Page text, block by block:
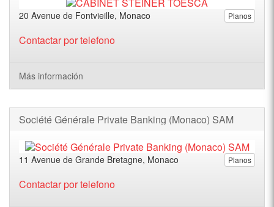
Planos
20 Avenue de Fontvieille, Monaco
Contactar por telefono
Más información
Société Générale Private Banking (Monaco) SAM
Planos
11 Avenue de Grande Bretagne, Monaco
Contactar por telefono